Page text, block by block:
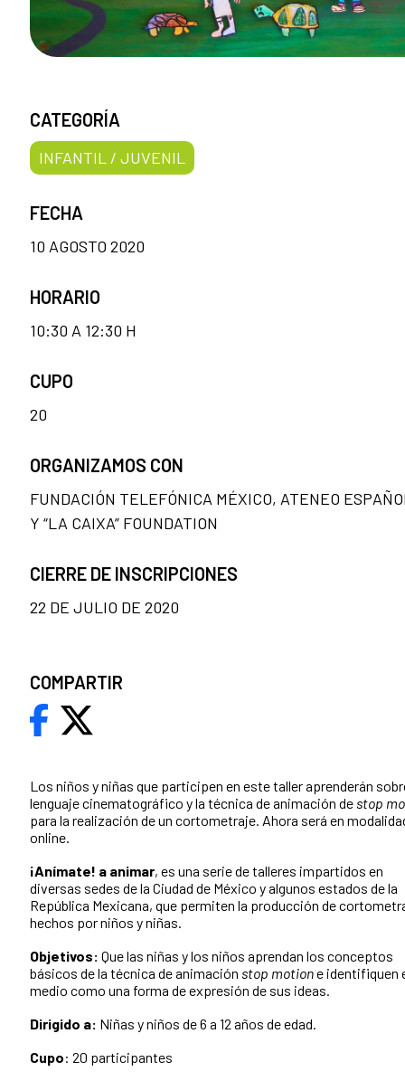
Los niños y niñas que participen en este taller aprenderán
lenguaje cinematográfico y la técnica de animación destop
para la realización de un cortometraje. Ahora será en
online.
¡Anímate! a animar, es una serie de talleres impartidos en
diversas sedes de la Ciudad de México y algunos estados de la
República Mexicana, que permiten la producción de
hechos por niños y niñas.
Objetivos: Que las niñas y los niños aprendan los conceptos
básicos de la técnica de animación stop motione identifiquen
medio como una forma de expresión de sus ideas.
Dirigido a: Niñas y niños de 6 a 12 años de edad.
Cupo: 20 participantes
CATEGORÍA
INFANTIL / JUVENIL
FECHA
10 AGOSTO 2020
HORARIO
10:30 A 12:30 H
CUPO
20
ORGANIZAMOS CON
FUNDACIÓN TELEFÓNICA MÉXICO, ATENEO
Y “LA CAIXA” FOUNDATION
CIERRE DE INSCRIPCIONES
22 DE JULIO DE 2020
COMPARTIR